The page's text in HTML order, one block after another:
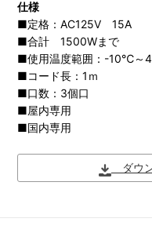
仕様
■定格：AC125V 15A
■合計 1500Wまで
■使用温度範囲：-10℃
■コード長：1ｍ
■口数：3個口
■屋内専用
■国内専用
ダウ